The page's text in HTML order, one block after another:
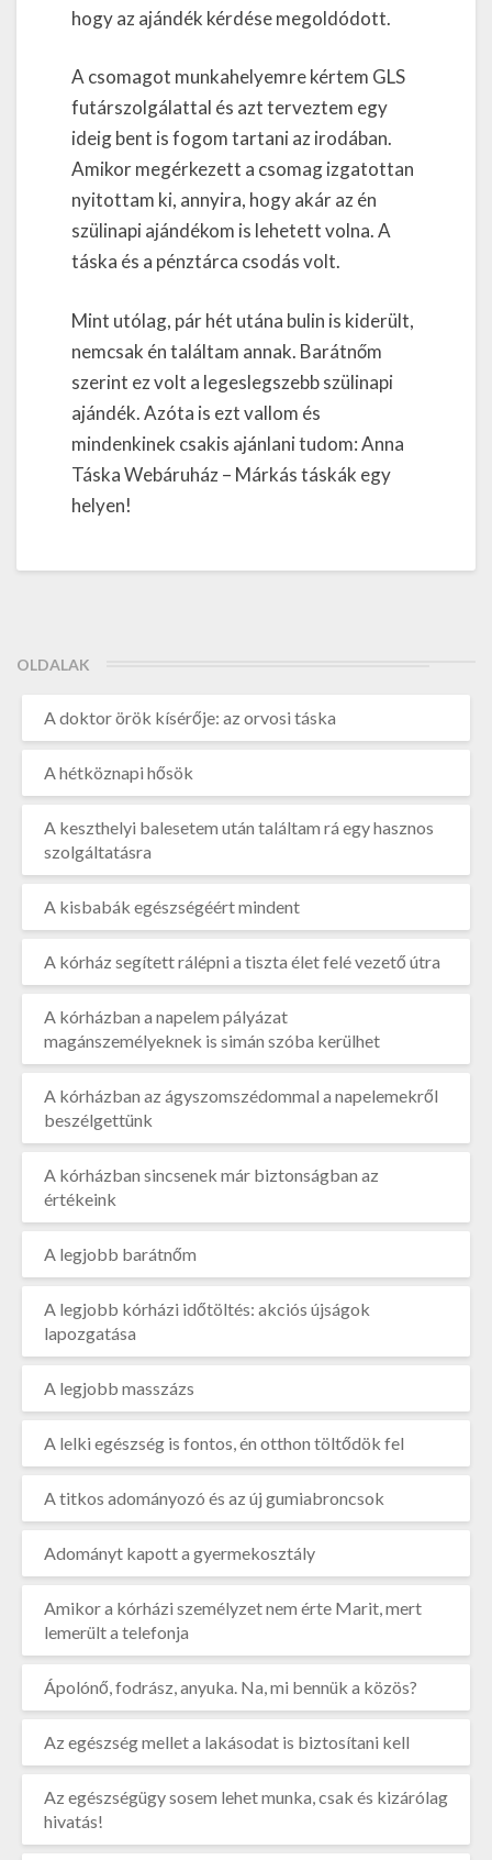
hogy az ajándék kérdése megoldódott.
A csomagot munkahelyemre kértem GLS
futárszolgálattal és azt terveztem egy
ideig bent is fogom tartani az irodában.
Amikor megérkezett a csomag izgatottan
nyitottam ki, annyira, hogy akár az én
szülinapi ajándékom is lehetett volna. A
táska és a pénztárca csodás volt.
Mint utólag, pár hét utána bulin is kiderült,
nemcsak én találtam annak. Barátnőm
szerint ez volt a legeslegszebb szülinapi
ajándék. Azóta is ezt vallom és
mindenkinek csakis ajánlani tudom: Anna
Táska Webáruház – Márkás táskák egy
helyen!
OLDALAK
A doktor örök kísérője: az orvosi táska
A hétköznapi hősök
A keszthelyi balesetem után találtam rá egy hasznos
szolgáltatásra
A kisbabák egészségéért mindent
A kórház segített rálépni a tiszta élet felé vezető útra
A kórházban a napelem pályázat
magánszemélyeknek is simán szóba kerülhet
A kórházban az ágyszomszédommal a napelemekről
beszélgettünk
A kórházban sincsenek már biztonságban az
értékeink
A legjobb barátnőm
A legjobb kórházi időtöltés: akciós újságok
lapozgatása
A legjobb masszázs
A lelki egészség is fontos, én otthon töltődök fel
A titkos adományozó és az új gumiabroncsok
Adományt kapott a gyermekosztály
Amikor a kórházi személyzet nem érte Marit, mert
lemerült a telefonja
Ápolónő, fodrász, anyuka. Na, mi bennük a közös?
Az egészség mellet a lakásodat is biztosítani kell
Az egészségügy sosem lehet munka, csak és kizárólag
hivatás!